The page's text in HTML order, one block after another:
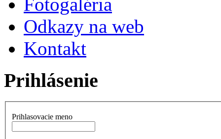
Fotogaléria
Odkazy na web
Kontakt
Prihlásenie
Prihlasovacie meno